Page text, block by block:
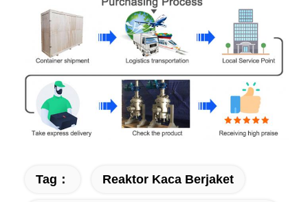
Tag： Reaktor Kaca Berjaket